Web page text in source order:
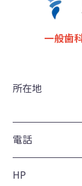
一般歯
所在地
電話
HP